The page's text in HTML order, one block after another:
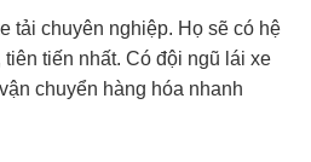
tải chuyên nghiệp. Họ sẽ có hệ
tiến nhất. Có đội ngũ lái xe
chuyển hàng hóa nhanh